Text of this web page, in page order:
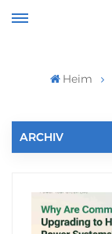
Heim
ARCHIV